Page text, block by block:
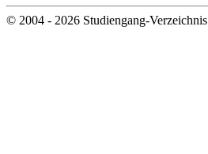
© 2004 - 2026 Studiengang-Verzeichnis